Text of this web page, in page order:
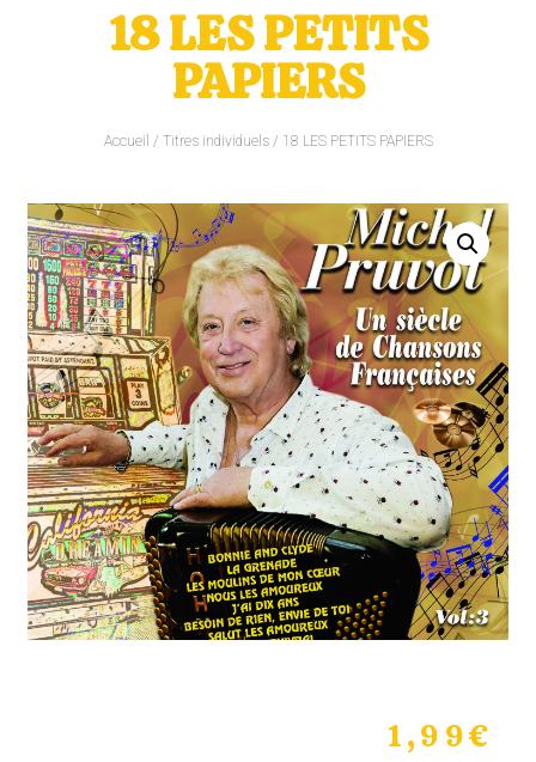
18 LES PETITS
PAPIERS
Accueil / Titres individuels/ 18 LES PETITS PAPIERS
1,99€